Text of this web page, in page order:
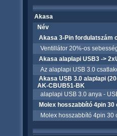
Akasa
Név
Akasa 3-Pin fordulatszám
Ventillátor 20%-os
Akasa alaplapi USB3 ->
Az alaplapi USB 3.0
Akasa USB 3.0 alaplapi
AK-CBUB51-BK
alaplapi USB 3.0 anya -
Molex hosszabbító 4pin
Molex hosszabbító 4pin 30